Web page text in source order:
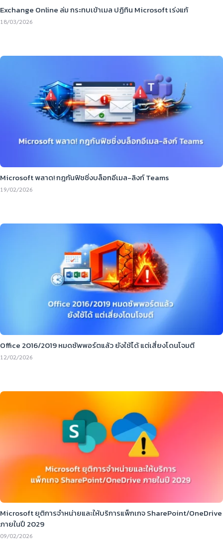
Exchange Online ล่ม กระทบเข้าเมล ปฏิทิน Microsoft เร่งแก้
18/03/2026
Microsoft พลาด! กฎกันฟิชชิ่งบล็อกอีเมล-ลิงก์ Teams
19/02/2026
Office 2016/2019 หมดซัพพอร์ตแล้ว ยังใช้ได้ แต่เสี่ยงโดนโจมตี
12/02/2026
Microsoft ยุติการจำหน่ายและให้บริการแพ็กเกจ SharePoint/OneDrive
ภายในปี 2029
09/02/2026